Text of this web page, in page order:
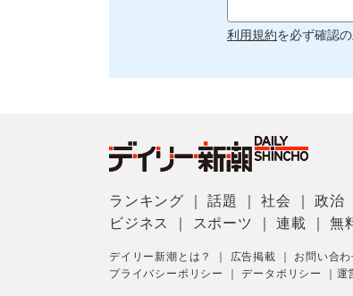
利用規約を必ず確認
ランキング ｜話題 ｜社会 ｜政治
ビジネス
スポーツ ｜連載 ｜無
デイリー新潮とは？ 広告掲載 お問い合わ
プライバシーポリシー
｜データポリシー 運